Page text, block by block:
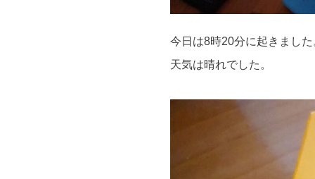
今日は8時20分に起きました
天気は晴れでした。